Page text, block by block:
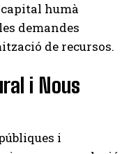
humà
demandes
de recursos.
i Nous
i